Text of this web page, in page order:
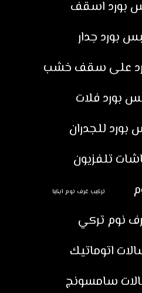
بورد اسقف
بورد جدار
على سقف خشب
بورد فلات
للجدران
تلفزيون
تركيب غرف نوم ايكيا
نوم تركي
اتوماتيك
سامسونج